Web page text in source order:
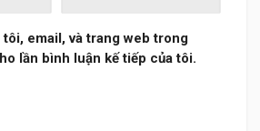
tôi, email, và trang web trong
lần bình luận kế tiếp của tôi.